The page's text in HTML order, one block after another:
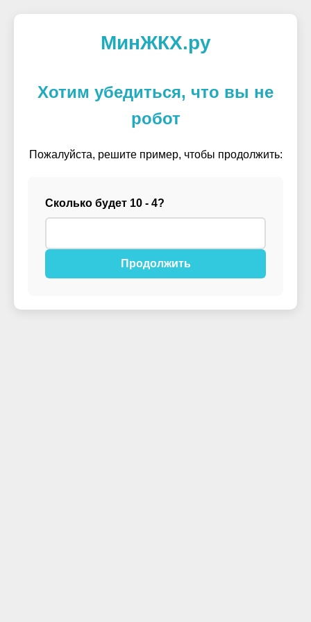
МинЖКХ.ру
Хотим убедиться, что вы не
робот
Пожалуйста, решите пример, чтобы продолжить:
Сколько будет 10 - 4?
Продолжить